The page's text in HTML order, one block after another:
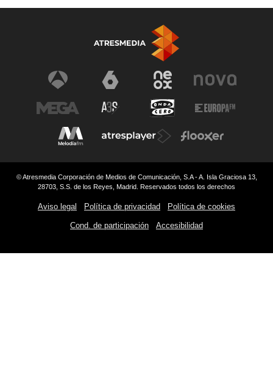
© Atresmedia Corporación de Medios de Comunicación, S.A - A. Isla Graciosa 13,
28703, S.S. de los Reyes, Madrid. Reservados todos los derechos
Aviso legal Política de privacidad Política de cookies
Cond. de participación Accesibilidad